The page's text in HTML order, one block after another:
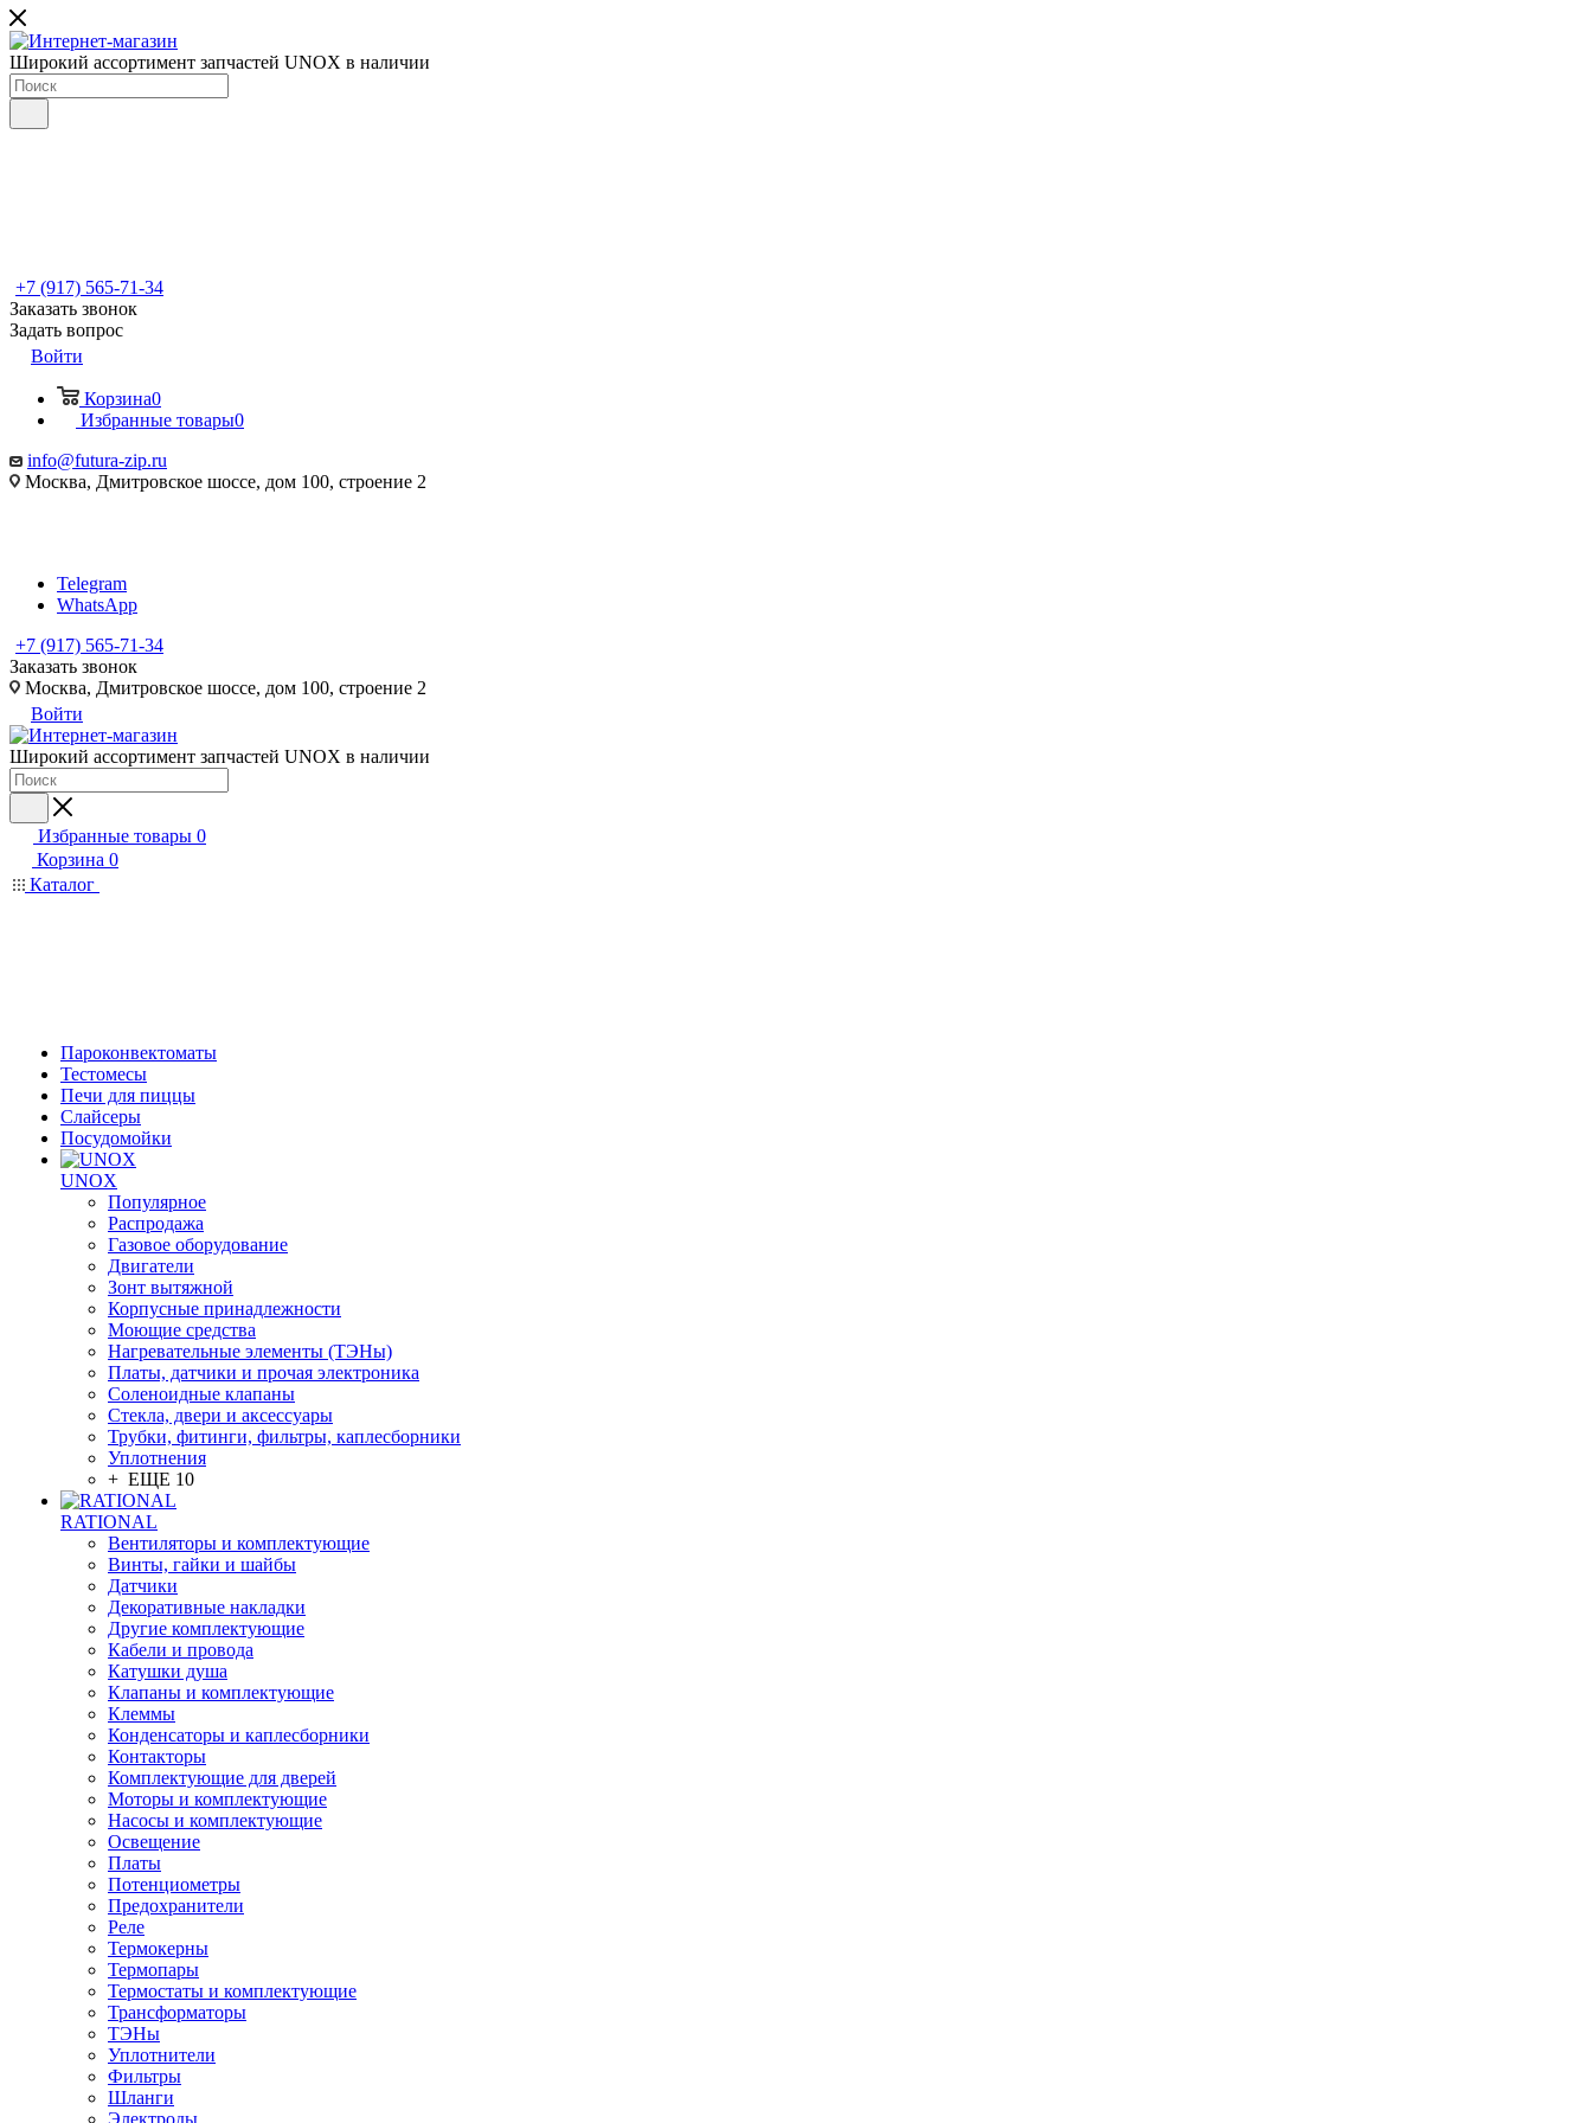
Широкий ассортимент запчастей UNOX в наличии
+7 (917) 565-71-34
Заказать звонок
Задать вопрос
Войти
Корзина0
Избранные товары0
info@futura-zip.ru
Москва, Дмитровское шоссе, дом 100, строение 2
Telegram
WhatsApp
+7 (917) 565-71-34
Заказать звонок
Москва, Дмитровское шоссе, дом 100, строение 2
Войти
Широкий ассортимент запчастей UNOX в наличии
Избранные товары 0
Корзина 0
Каталог
Пароконвектоматы
Тестомесы
Печи для пиццы
Слайсеры
Посудомойки
UNOX
Популярное
Распродажа
Газовое оборудование
Двигатели
Зонт вытяжной
Корпусные принадлежности
Моющие средства
Нагревательные элементы (ТЭНы)
Платы, датчики и прочая электроника
Соленоидные клапаны
Стекла, двери и аксессуары
Трубки, фитинги, фильтры, каплесборники
Уплотнения
+ ЕЩЕ 10
RATIONAL
Вентиляторы и комплектующие
Винты, гайки и шайбы
Датчики
Декоративные накладки
Другие комплектующие
Кабели и провода
Катушки душа
Клапаны и комплектующие
Клеммы
Конденсаторы и каплесборники
Контакторы
Комплектующие для дверей
Моторы и комплектующие
Насосы и комплектующие
Освещение
Платы
Потенциометры
Предохранители
Реле
Термокерны
Термопары
Термостаты и комплектующие
Трансформаторы
ТЭНы
Уплотнители
Фильтры
Шланги
Электроды